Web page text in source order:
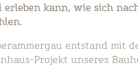
erleben kann, wie sich
entstand mit
Projekt unseres